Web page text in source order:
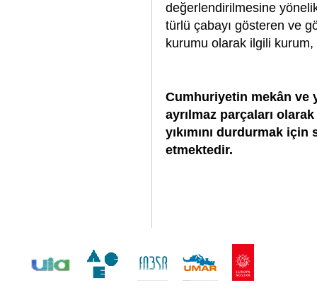
değerlendirilmesine
türlü çabayı gösteren ve
kurumu olarak ilgili
Cumhuriyetin mekân ve
ayrılmaz parçaları
yıkımını durdurmak
etmektedir.